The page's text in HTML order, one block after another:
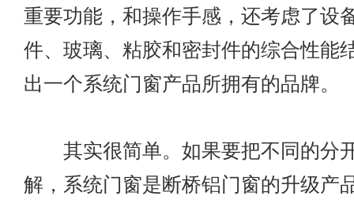
重要功能，和操作手感，还考虑了设
件、玻璃、粘胶和密封件的综合性能
出一个系统门窗产品所拥有的品牌。
其实很简单。如果要把不同的分
解，系统门窗是断桥铝门窗的升级产